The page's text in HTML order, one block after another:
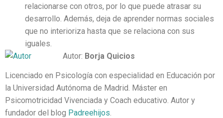
relacionarse con otros, por lo que puede atrasar su
desarrollo. Además, deja de aprender normas sociales
que no interioriza hasta que se relaciona con sus
iguales.
Autor: Borja Quicios
Licenciado en Psicología con especialidad en Educación por
la Universidad Autónoma de Madrid. Máster en
Psicomotricidad Vivenciada y Coach educativo. Autor y
fundador del blog Padreehijos.